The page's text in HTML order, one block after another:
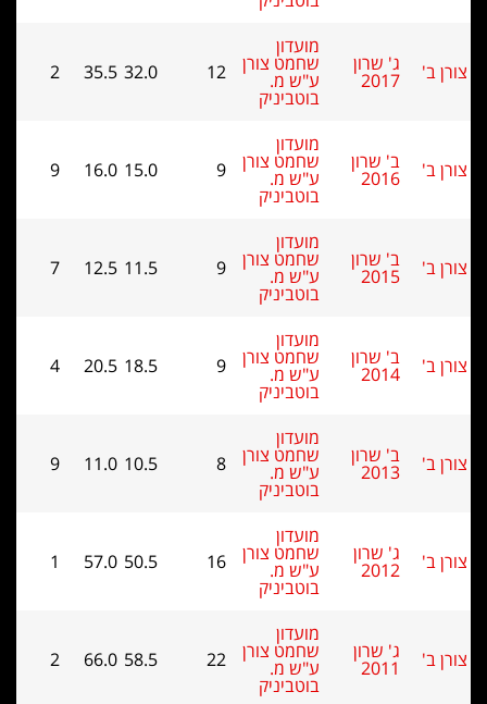
ג' שרון
2017
שחמט צורן
ע"ש מ.
בוטביניק
12
32.0
35.5
2
ב' שרון
2016
שחמט צורן
ע"ש מ.
בוטביניק
9
15.0
16.0
9
ב' שרון
2015
שחמט צורן
ע"ש מ.
בוטביניק
9
11.5
12.5
7
ב' שרון
2014
שחמט צורן
ע"ש מ.
בוטביניק
9
18.5
20.5
4
ב' שרון
2013
שחמט צורן
ע"ש מ.
בוטביניק
8
10.5
11.0
9
ג' שרון
2012
שחמט צורן
ע"ש מ.
בוטביניק
16
50.5
57.0
1
ג' שרון
2011
שחמט צורן
ע"ש מ.
בוטביניק
22
58.5
66.0
2